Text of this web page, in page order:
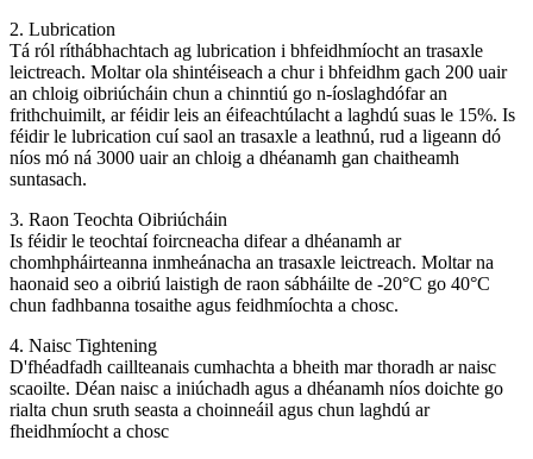
2. Lubrication
Tá ról ríthábhachtach ag lubrication i bhfeidhmíocht an trasaxle
leictreach. Moltar ola shintéiseach a chur i bhfeidhm gach 200 uair
an chloig oibriúcháin chun a chinntiú go n-íoslaghdófar an
frithchuimilt, ar féidir leis an éifeachtúlacht a laghdú suas le 15%. Is
féidir le lubrication cuí saol an trasaxle a leathnú, rud a ligeann dó
níos mó ná 3000 uair an chloig a dhéanamh gan chaitheamh
suntasach.
3. Raon Teochta Oibriúcháin
Is féidir le teochtaí foircneacha difear a dhéanamh ar
chomhpháirteanna inmheánacha an trasaxle leictreach. Moltar na
haonaid seo a oibriú laistigh de raon sábháilte de -20°C go 40°C
chun fadhbanna tosaithe agus feidhmíochta a chosc.
4. Naisc Tightening
D'fhéadfadh caillteanais cumhachta a bheith mar thoradh ar naisc
scaoilte. Déan naisc a iniúchadh agus a dhéanamh níos doichte go
rialta chun sruth seasta a choinneáil agus chun laghdú ar
fheidhmíocht a chosc